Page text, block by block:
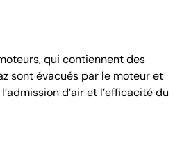
qui contiennent des
sont évacués par le moteur et
d’air et l’efficacité du